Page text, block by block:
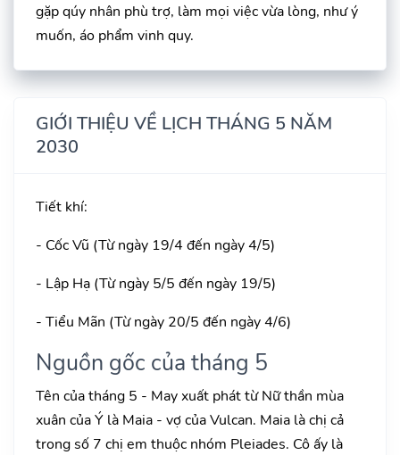
gặp qúy nhân phù trợ, làm mọi việc vừa lòng, như ý
muốn, áo phẩm vinh quy.
GIỚI THIỆU VỀ LỊCH THÁNG 5 NĂM
2030
Tiết khí:
- Cốc Vũ (Từ ngày 19/4 đến ngày 4/5)
- Lập Hạ (Từ ngày 5/5 đến ngày 19/5)
- Tiểu Mãn (Từ ngày 20/5 đến ngày 4/6)
Nguồn gốc của tháng 5
Tên của tháng 5 - May xuất phát từ Nữ thần mùa
xuân của Ý là Maia - vợ của Vulcan. Maia là chị cả
trong số 7 chị em thuộc nhóm Pleiades. Cô ấy là